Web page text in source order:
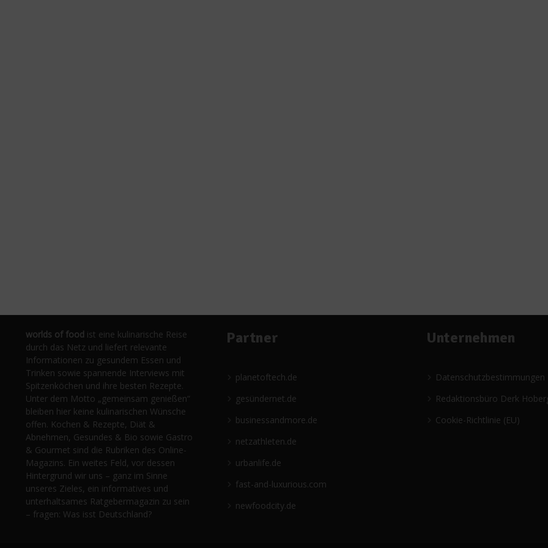
worlds of food ist eine kulinarische Reise
durch das Netz und liefert relevante
Informationen zu gesundem Essen und
Trinken sowie spannende Interviews mit
Spitzenköchen und ihre besten Rezepte.
Unter dem Motto „gemeinsam genießen“
bleiben hier keine kulinarischen Wünsche
offen. Kochen & Rezepte, Diät &
Abnehmen, Gesundes & Bio sowie Gastro
& Gourmet sind die Rubriken des Online-
Magazins. Ein weites Feld, vor dessen
Hintergrund wir uns – ganz im Sinne
unseres Zieles, ein informatives und
unterhaltsames Ratgebermagazin zu sein
– fragen: Was isst Deutschland?
Partner
planetoftech.de
gesündernet.de
businessandmore.de
netzathleten.de
urbanlife.de
fast-and-luxurious.com
newfoodcity.de
Unternehmen
Datenschutzbestimmungen
Redaktionsbüro Derk
Cookie-Richtlinie (EU)